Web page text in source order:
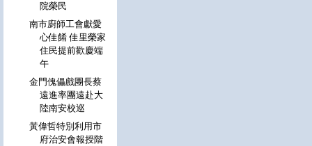
院榮民
南市廚師工會獻愛
心佳餚 佳里榮家
住民提前歡慶端
午
金門傀儡戲團長蔡
遠進率團遠赴大
陸南安校巡
黃偉哲特別利用市
府治安會報授階